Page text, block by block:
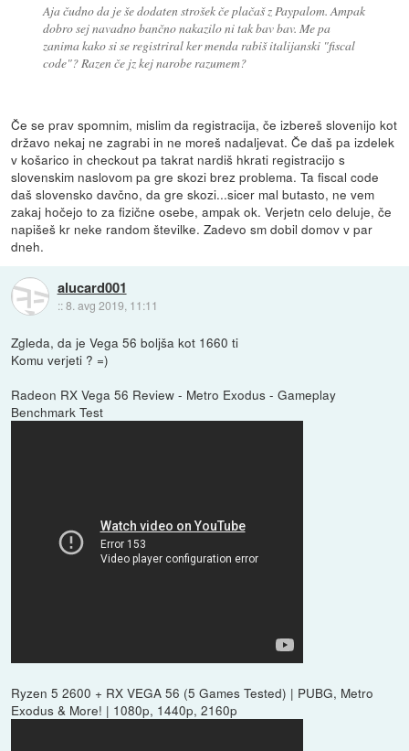
Aja čudno da je še dodaten strošek če plačaš z Paypalom. Ampak
dobro sej navadno bančno nakazilo ni tak bav bav. Me pa
zanima kako si se registriral ker menda rabiš italijanski "fiscal
code"? Razen če jz kej narobe razumem?
Če se prav spomnim, mislim da registracija, če izbereš slovenijo kot
državo nekaj ne zagrabi in ne moreš nadaljevat. Če daš pa izdelek
v košarico in checkout pa takrat nardiš hkrati registracijo s
slovenskim naslovom pa gre skozi brez problema. Ta fiscal code
daš slovensko davčno, da gre skozi...sicer mal butasto, ne vem
zakaj hočejo to za fizične osebe, ampak ok. Verjetn celo deluje, če
napišeš kr neke random številke. Zadevo sm dobil domov v par
dneh.
alucard001
::8. avg 2019, 11:11
Zgleda, da je Vega 56 boljša kot 1660 ti
Komu verjeti ? =)
Radeon RX Vega 56 Review - Metro Exodus - Gameplay
Benchmark Test
Ryzen 5 2600 + RX VEGA 56 (5 Games Tested) | PUBG, Metro
Exodus & More! | 1080p, 1440p, 2160p